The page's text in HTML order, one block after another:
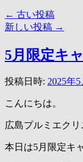
← 古い投稿
新しい投稿 →
5月限定キ
投稿日時: 2025年5
こんにちは。
広島プルミエクリ
本日は5月限定キ